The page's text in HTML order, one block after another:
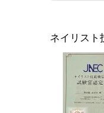
ネイリスト